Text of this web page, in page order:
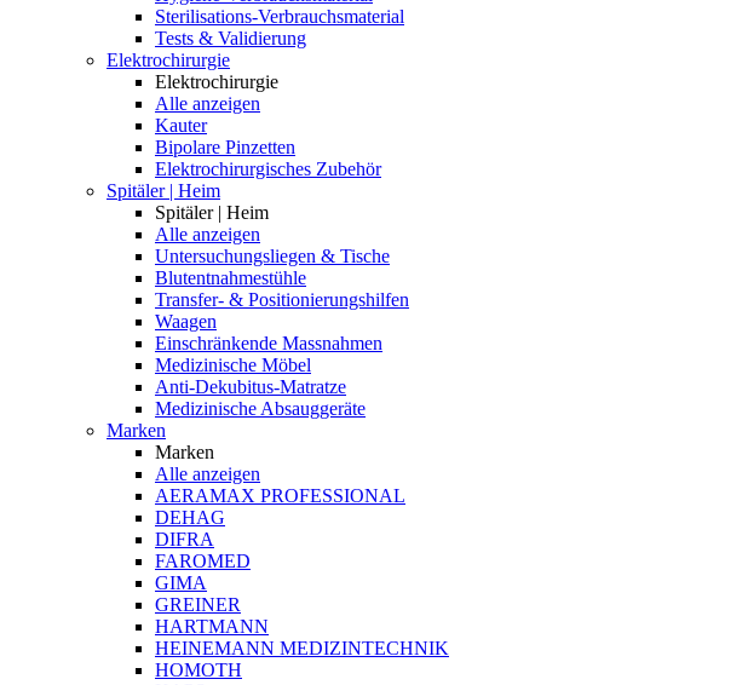
Sterilisations-Verbrauchsmaterial
Tests & Validierung
Elektrochirurgie
Elektrochirurgie
Alle anzeigen
Kauter
Bipolare Pinzetten
Elektrochirurgisches Zubehör
Spitäler | Heim
Spitäler | Heim
Alle anzeigen
Untersuchungsliegen & Tische
Blutentnahmestühle
Transfer- & Positionierungshilfen
Waagen
Einschränkende Massnahmen
Medizinische Möbel
Anti-Dekubitus-Matratze
Medizinische Absauggeräte
Marken
Marken
Alle anzeigen
AERAMAX PROFESSIONAL
DEHAG
DIFRA
FAROMED
GIMA
GREINER
HARTMANN
HEINEMANN MEDIZINTECHNIK
HOMOTH